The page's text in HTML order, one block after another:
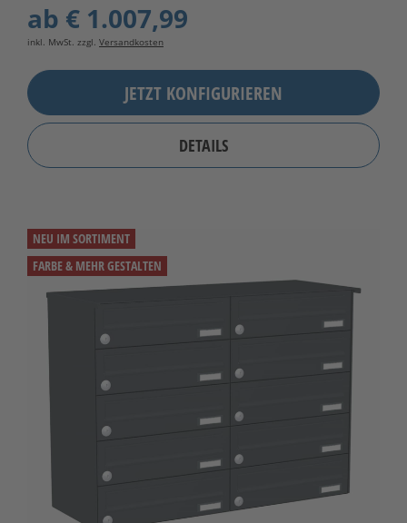
ab € 1.007,99
inkl. MwSt. zzgl. Versandkosten
JETZT KONFIGURIEREN
DETAILS
NEU IM SORTIMENT
FARBE & MEHR GESTALTEN